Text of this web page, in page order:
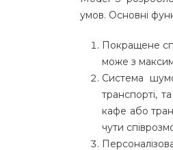
умов. Основні
Покращене
може з
Система
транспорті,
кафе або
чути